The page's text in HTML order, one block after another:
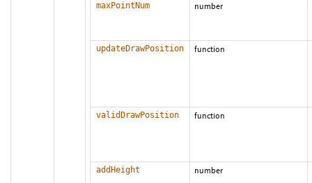
maxPointNum number
updateDrawPosition function
validDrawPosition function
addHeight number